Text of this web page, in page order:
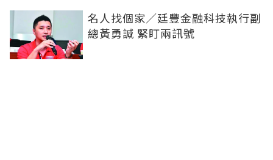
名人找個家／廷豐金融科技執行副
總黃勇諴 緊盯兩訊號